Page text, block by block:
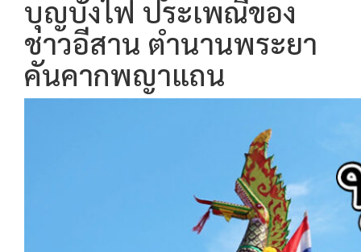
บุญบั้งไฟ ประเพณีของ
ชาวอีสาน ตำนานพระยา
คันคากพญาแถน